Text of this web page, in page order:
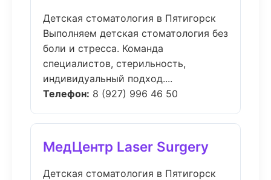
Детская стоматология в Пятигорск
Выполняем детская стоматология без
боли и стресса. Команда
специалистов, стерильность,
индивидуальный подход....
Телефон: 8 (927) 996 46 50
МедЦентр Laser Surgery
Детская стоматология в Пятигорск